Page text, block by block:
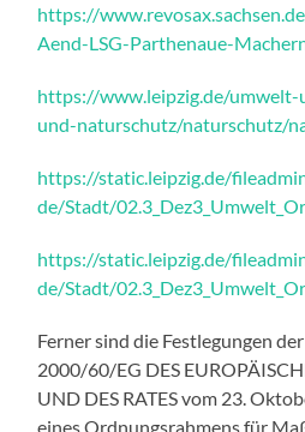
https://
Aend-LSG-Parthenaue-
https://www.leipzig.de/
und-naturschutz/naturschutz/
https://static.leipzig.de/
de/Stadt/
https://static.leipzig.de/
de/Stadt/
Ferner sind die Festlegungen
2000/60/EG DES
UND DES RATES vom 23.
eines Ordnungsrahmens für